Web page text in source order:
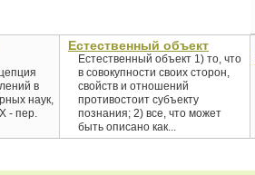
в
наук,
- пер.
Естественный объект
Естественный объект 1) то, что
в совокупности своих сторон,
свойств и отношений
противостоит субъекту
познания; 2) все, что может
быть описано как...